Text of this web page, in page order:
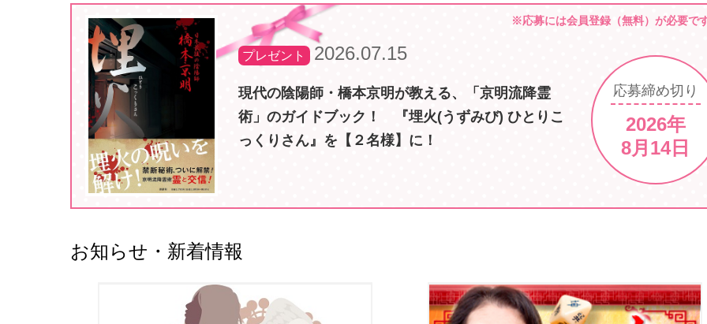
※応募には会員登録（無料）が必要で
プレゼント 2026.07.15
現代の陰陽師・橋本京明が教える、「京明流降霊
術」のガイドブック！ 『埋火(うずみび) ひとりこ
っくりさん』を【２名様】に！
応募締め切り
2026年
8月14日
お知らせ・新着情報